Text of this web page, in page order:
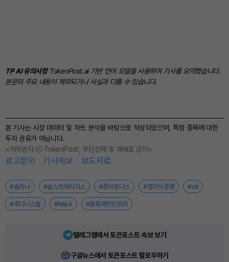
TP AI 유의사항TokenPost.ai 기반 언어 모델을 사용하여 기사를 요약했습니다.
본문의 주요 내용이 제외되거나 사실과 다를 수 있습니다.
본 기사는 시장 데이터 및 차트 분석을 바탕으로 작성되었으며, 특정 종목에 대한
투자 권유가 아닙니다.
<저작권자 ⓒ TokenPost, 무단전재 및 재배포 금지>
광고문의 기사제보 보도자료
#솔라나 #솔스트래티지스 #존마토니스 #영지식증명 #zk
#후디니스왑 #M&A #블록체인인프라
텔레그램에서 토큰포스트 속보 보기
구글뉴스에서 토큰포스트 팔로우하기